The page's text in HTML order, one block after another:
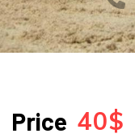
Price 40$